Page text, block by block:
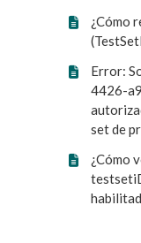
¿Cómo
Error:
4426-
set de
¿Cómo